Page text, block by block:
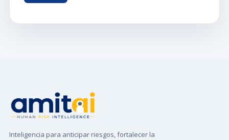
Inteligencia para anticipar riesgos, fortalecer la